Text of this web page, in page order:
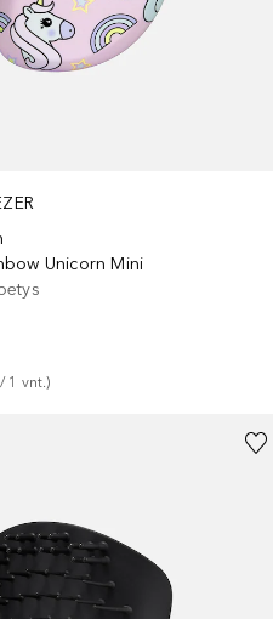
Unicorn Mini
/ 1 vnt.)